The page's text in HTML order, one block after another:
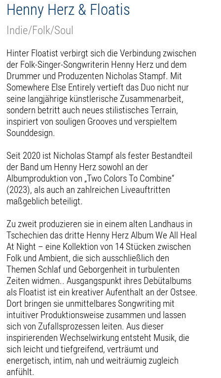
Henny Herz & Floatis
Indie/Folk/Soul
Hinter Floatist verbirgt sich die Verbindung zwischen
der Folk-Singer-Songwriterin Henny Herz und dem
Drummer und Produzenten Nicholas Stampf. Mit
Somewhere Else Entirely vertieft das Duo nicht nur
seine langjährige künstlerische Zusammenarbeit,
sondern betritt auch neues stilistisches Terrain,
inspiriert von souligen Grooves und verspieltem
Sounddesign.
Seit 2020 ist Nicholas Stampf als fester Bestandteil
der Band um Henny Herz sowohl an der
Albumproduktion von „Two Colors To Combine“
(2023), als auch an zahlreichen Liveauftritten
maßgeblich beteiligt.
Zu zweit produzieren sie in einem alten Landhaus in
Tschechien das dritte Henny Herz Album We All Heal
At Night – eine Kollektion von 14 Stücken zwischen
Folk und Ambient, die sich ausschließlich den
Themen Schlaf und Geborgenheit in turbulenten
Zeiten widmen.. Ausgangspunkt ihres Debütalbums
als Floatist ist ein kreativer Aufenthalt an der Ostsee.
Dort bringen sie unmittelbares Songwriting mit
intuitiver Produktionsweise zusammen und lassen
sich von Zufallsprozessen leiten. Aus dieser
inspirierenden Wechselwirkung entsteht Musik, die
sich leicht und tiefgreifend, verträumt und
energetisch, intim, nah und weiträumig zugleich
anfühlt.